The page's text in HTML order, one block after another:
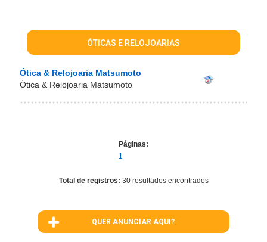
ÓTICAS E RELOJOARIAS
Ótica & Relojoaria Matsumoto
Ótica & Relojoaria Matsumoto
Páginas:
1
Total de registros: 30 resultados encontrados
QUER ANUNCIAR AQUI?